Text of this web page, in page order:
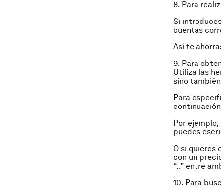
8. Para
Si
cuentas
Así te
9. Para
Utiliza las
sino
Para
Por
puedes
O si quieres
con un
“..” entre
10. Para